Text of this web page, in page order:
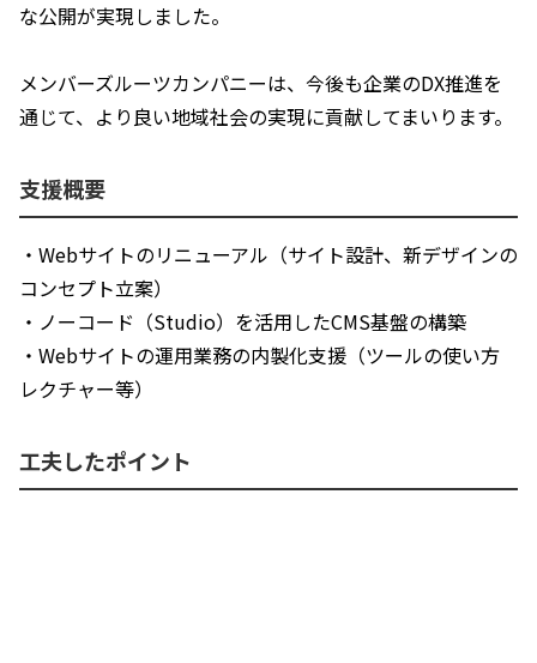
な公開が実現しました。
メンバーズルーツカンパニーは、今後も企業のDX推進を
通じて、より良い地域社会の実現に貢献してまいります。
支援概要
・Webサイトのリニューアル（サイト設計、新デザインの
コンセプト立案）
・ノーコード（Studio）を活用したCMS基盤の構築
・Webサイトの運用業務の内製化支援（ツールの使い方
レクチャー等）
工夫したポイント